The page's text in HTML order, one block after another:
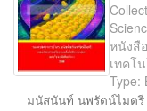
หนังสื
เทคโ
Type:
มนัสนันท์ นพรัตน์ไมตรี